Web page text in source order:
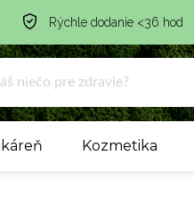
Rýchle dodanie <36 hod
Kozmetika